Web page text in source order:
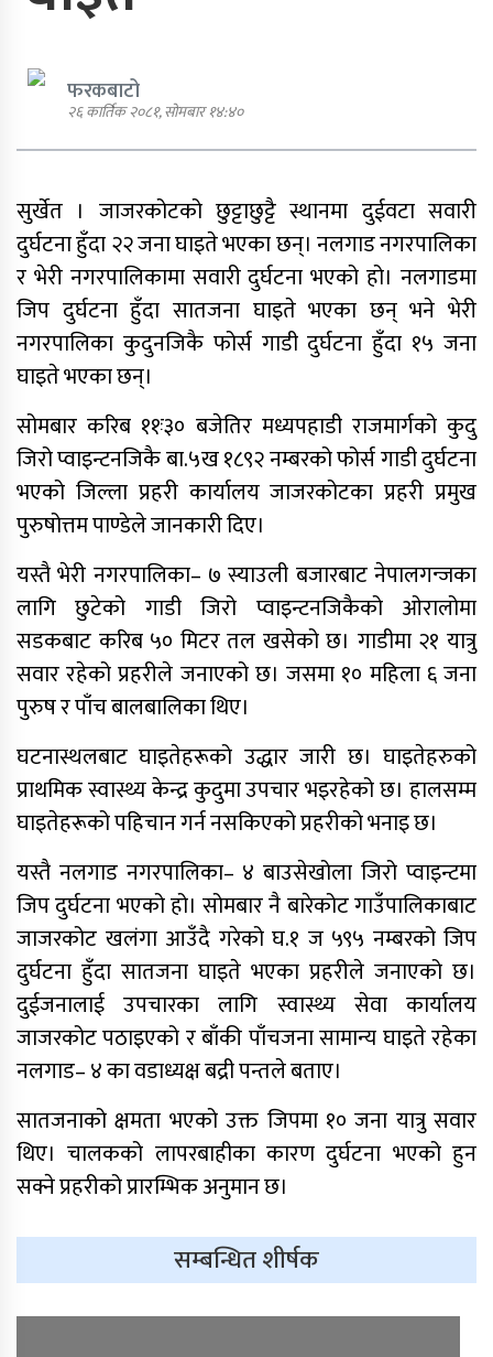
पार्टी शुद्धीकरण र पुनर्गठनका लागि
एमालेले प्रदेशबाट सुझाव सङ्कलन थाल्यो
पूर्व गृहमन्त्री गुरुङमाथि छानबिन गर्न
गठित समितिले प्रतिवेदन सरकारलाई
बुझायो
साफ महिला च्याम्पियनशिपको
सेमिफाइनलबाटै बाहिरियो नेपाल
आगामी आर्थिक वर्षका लागि २१ खर्ब २४
अर्ब ३४ करोड बजेट सार्वजनिक
आज सुनचाँदीको भाउ घट्यो
थप ३०४ जना सहकारी पीडितले फिर्ता पाए
बचत
मन्त्रिपरिषद् निर्णय : विस्थापित
सुकुम्वासीलाई प्रतिपरिवार २५ हजार
पुनर्स्थापना खर्च
प्रधानन्यायाधीशमा मनोजकुमार शर्माको
नाम सर्वसम्मत अनुमोदन
प्राधिकरणद्वारा विभिन्न १७ इन्टरनेट सेवा
प्रदायकसँग १५ दिने स्पष्टीकरण माग
फरकबाटो
२६ कार्तिक २०८१, सोमबार १४:४०
सुर्खेत । जाजरकोटको छुट्टाछुट्टै स्थानमा दुईवटा सवारी
दुर्घटना हुँदा २२ जना घाइते भएका छन्। नलगाड नगरपालिका
र भेरी नगरपालिकामा सवारी दुर्घटना भएको हो। नलगाडमा
जिप दुर्घटना हुँदा सातजना घाइते भएका छन् भने भेरी
नगरपालिका कुदुनजिकै फोर्स गाडी दुर्घटना हुँदा १५ जना
घाइते भएका छन्।
सोमबार करिब ११ः३० बजेतिर मध्यपहाडी राजमार्गको कुदु
जिरो प्वाइन्टनजिकै बा.५ख १८९२ नम्बरको फोर्स गाडी दुर्घटना
भएको जिल्ला प्रहरी कार्यालय जाजरकोटका प्रहरी प्रमुख
पुरुषोत्तम पाण्डेले जानकारी दिए।
यस्तै भेरी नगरपालिका– ७ स्याउली बजारबाट नेपालगन्जका
लागि छुटेको गाडी जिरो प्वाइन्टनजिकैको ओरालोमा
सडकबाट करिब ५० मिटर तल खसेको छ। गाडीमा २१ यात्रु
सवार रहेको प्रहरीले जनाएको छ। जसमा १० महिला ६ जना
पुरुष र पाँच बालबालिका थिए।
घटनास्थलबाट घाइतेहरूको उद्धार जारी छ। घाइतेहरुको
प्राथमिक स्वास्थ्य केन्द्र कुदुमा उपचार भइरहेको छ। हालसम्म
घाइतेहरूको पहिचान गर्न नसकिएको प्रहरीको भनाइ छ।
यस्तै नलगाड नगरपालिका– ४ बाउसेखोला जिरो प्वाइन्टमा
जिप दुर्घटना भएको हो। सोमबार नै बारेकोट गाउँपालिकाबाट
जाजरकोट खलंगा आउँदै गरेको घ.१ ज ५९५ नम्बरको जिप
दुर्घटना हुँदा सातजना घाइते भएका प्रहरीले जनाएको छ।
दुईजनालाई उपचारका लागि स्वास्थ्य सेवा कार्यालय
जाजरकोट पठाइएको र बाँकी पाँचजना सामान्य घाइते रहेका
नलगाड– ४ का वडाध्यक्ष बद्री पन्तले बताए।
सातजनाको क्षमता भएको उक्त जिपमा १० जना यात्रु सवार
थिए। चालकको लापरबाहीका कारण दुर्घटना भएको हुन
सक्ने प्रहरीको प्रारम्भिक अनुमान छ।
सम्बन्धित शीर्षक